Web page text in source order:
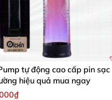
kích thước dương vật
đáng kinh ngạc! 🚀
tự động cao cấp pin sạc
hiệu quả mua ngay